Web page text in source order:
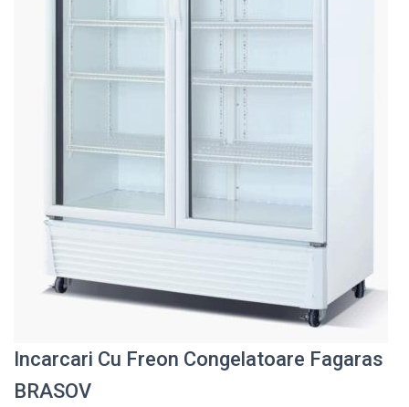
Incarcari Cu Freon Congelatoare Fagaras
BRASOV